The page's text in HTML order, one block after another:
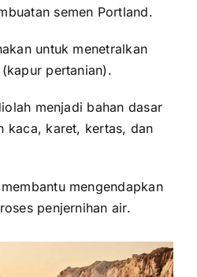
semen Portland.
untuk menetralkan
pertanian).
menjadi bahan dasar
kaca, karet, kertas, dan
membantu mengendapkan
penjernihan air.